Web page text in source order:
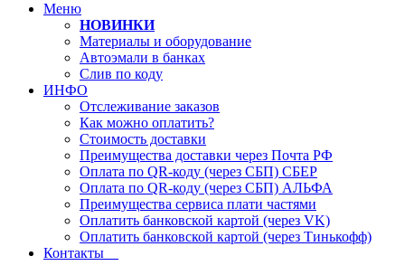
Меню
НОВИНКИ
Материалы и оборудование
Автоэмали в банках
Слив по коду
ИНФО
Отслеживание заказов
Как можно оплатить?
Стоимость доставки
Преимущества доставки через Почта РФ
Оплата по QR-коду (через СБП) СБЕР
Оплата по QR-коду (через СБП) АЛЬФА
Преимущества сервиса плати частями
Оплатить банковской картой (через VK)
Оплатить банковской картой (через Тинькофф)
Контакты